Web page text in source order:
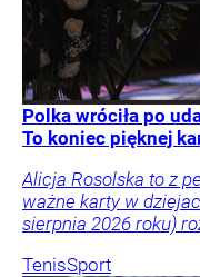
Polka wróciła po
To koniec pięknej
Alicja Rosolska to z
ważne karty w
sierpnia 2026 roku)
TenisSport